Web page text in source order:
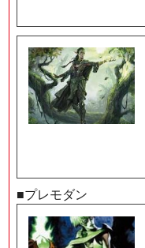
■プレモダン